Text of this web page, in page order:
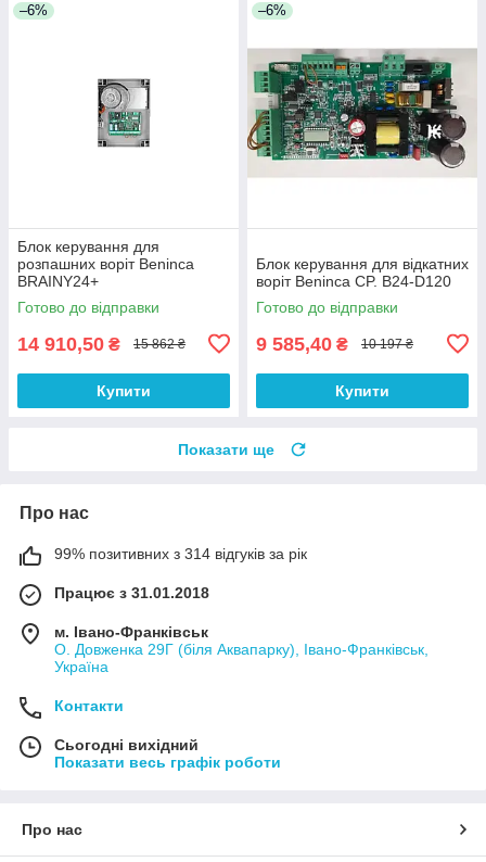
–6%
Блок керування для
розпашних воріт Beninca
BRAINY24+
Готово до відправки
14 910,50 ₴ 15 862 ₴
Купити
–6%
Блок керування для відкатних
воріт Beninca CP. B24-D120
Готово до відправки
9 585,40 ₴ 10 197 ₴
Купити
Показати ще
Про нас
99% позитивних з 314 відгуків за рік
Працює з 31.01.2018
м. Івано-Франківськ
О. Довженка 29Г (біля Аквапарку), Івано-Франківськ,
Україна
Контакти
Сьогодні вихідний
Показати весь графік роботи
Про нас